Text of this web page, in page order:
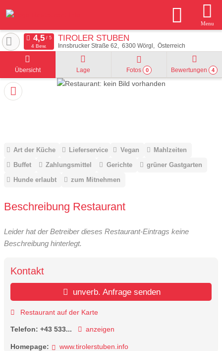
Menu
TIROLER STUBEN
Innsbrucker Straße 62 6300 Wörgl Österreich
4 Bew.
Übersicht Lage Fotos 0 Bewertungen 4
Art der Küche Lieferservice Vegan
Mahlzeiten
Buffet
Zahlungsmittel Gerichte
grüner Gastgarten
Hunde erlaubt
zum Mitnehmen
Beschreibung Restaurant
Leider hat der Betreiber dieses Restaurant-Eintrags keine
Beschreibung hinterlegt.
Kontakt
unverb. Anfrage senden
Restaurant auf der Karte
Telefon: +43 533... anzeigen
Homepage: www.tirolerstuben.info